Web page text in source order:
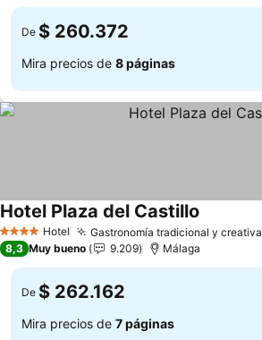
De $ 260.372
Mira precios de 8 páginas
4 EstrellasHotel Gastronomía tradicional y creativa
Hotel Plaza del Castillo
8,3 Muy bueno 9.209 Málaga
De $ 262.162
Mira precios de 7 páginas